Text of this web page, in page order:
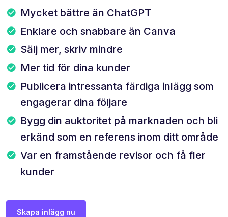
Mycket bättre än ChatGPT
Enklare och snabbare än Canva
Sälj mer, skriv mindre
Mer tid för dina kunder
Publicera intressanta färdiga inlägg som
engagerar dina följare
Bygg din auktoritet på marknaden och bli
erkänd som en referens inom ditt område
Var en framstående revisor och få fler
kunder
Skapa inlägg nu